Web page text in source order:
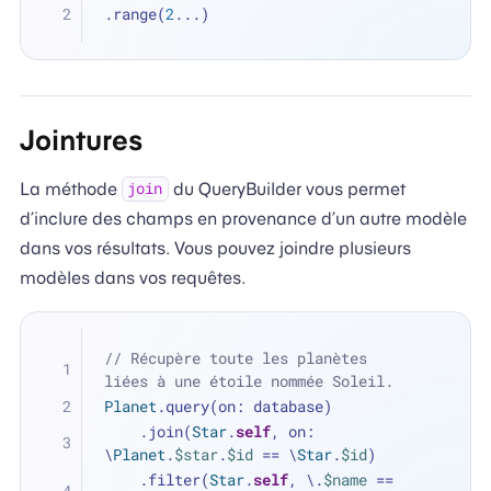
.range(2 ... )
Jointures
La méthode join du QueryBuilder vous permet
d’inclure des champs en provenance d’un autre modèle
dans vos résultats. Vous pouvez joindre plusieurs
modèles dans vos requêtes.
// Récupère toute les planètes
liées à une étoile nommée Soleil.
Planet.query(on: database)
    .join(
Star.self, on:
\Planet.$star.$id == \Star.$id)
    .filter(
Star.self, \.$name ==